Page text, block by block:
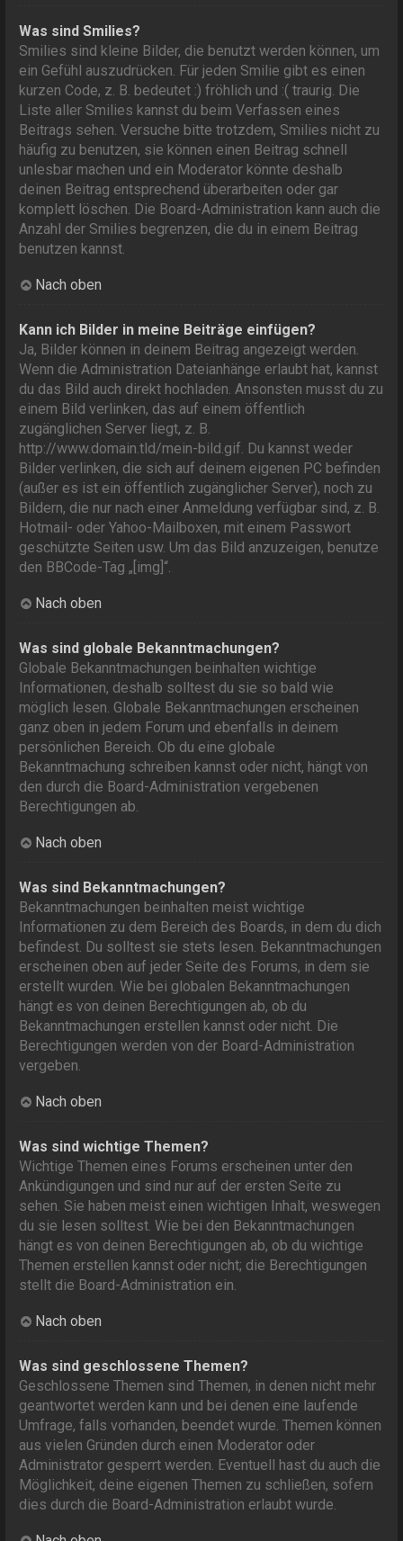
Was sind Smilies?
Smilies sind kleine Bilder, die benutzt werden können, um
ein Gefühl auszudrücken. Für jeden Smilie gibt es einen
kurzen Code, z. B. bedeutet :) fröhlich und :( traurig. Die
Liste aller Smilies kannst du beim Verfassen eines
Beitrags sehen. Versuche bitte trotzdem, Smilies nicht zu
häufig zu benutzen, sie können einen Beitrag schnell
unlesbar machen und ein Moderator könnte deshalb
deinen Beitrag entsprechend überarbeiten oder gar
komplett löschen. Die Board-Administration kann auch die
Anzahl der Smilies begrenzen, die du in einem Beitrag
benutzen kannst.
Nach oben
Kann ich Bilder in meine Beiträge einfügen?
Ja, Bilder können in deinem Beitrag angezeigt werden.
Wenn die Administration Dateianhänge erlaubt hat, kannst
du das Bild auch direkt hochladen. Ansonsten musst du zu
einem Bild verlinken, das auf einem öffentlich
zugänglichen Server liegt, z. B.
http://www.domain.tld/mein-bild.gif. Du kannst weder
Bilder verlinken, die sich auf deinem eigenen PC befinden
(außer es ist ein öffentlich zugänglicher Server), noch zu
Bildern, die nur nach einer Anmeldung verfügbar sind, z. B.
Hotmail- oder Yahoo-Mailboxen, mit einem Passwort
geschützte Seiten usw. Um das Bild anzuzeigen, benutze
den BBCode-Tag „[img]“.
Nach oben
Was sind globale Bekanntmachungen?
Globale Bekanntmachungen beinhalten wichtige
Informationen, deshalb solltest du sie so bald wie
möglich lesen. Globale Bekanntmachungen erscheinen
ganz oben in jedem Forum und ebenfalls in deinem
persönlichen Bereich. Ob du eine globale
Bekanntmachung schreiben kannst oder nicht, hängt von
den durch die Board-Administration vergebenen
Berechtigungen ab.
Nach oben
Was sind Bekanntmachungen?
Bekanntmachungen beinhalten meist wichtige
Informationen zu dem Bereich des Boards, in dem du dich
befindest. Du solltest sie stets lesen. Bekanntmachungen
erscheinen oben auf jeder Seite des Forums, in dem sie
erstellt wurden. Wie bei globalen Bekanntmachungen
hängt es von deinen Berechtigungen ab, ob du
Bekanntmachungen erstellen kannst oder nicht. Die
Berechtigungen werden von der Board-Administration
vergeben.
Nach oben
Was sind wichtige Themen?
Wichtige Themen eines Forums erscheinen unter den
Ankündigungen und sind nur auf der ersten Seite zu
sehen. Sie haben meist einen wichtigen Inhalt, weswegen
du sie lesen solltest. Wie bei den Bekanntmachungen
hängt es von deinen Berechtigungen ab, ob du wichtige
Themen erstellen kannst oder nicht; die Berechtigungen
stellt die Board-Administration ein.
Nach oben
Was sind geschlossene Themen?
Geschlossene Themen sind Themen, in denen nicht mehr
geantwortet werden kann und bei denen eine laufende
Umfrage, falls vorhanden, beendet wurde. Themen können
aus vielen Gründen durch einen Moderator oder
Administrator gesperrt werden. Eventuell hast du auch die
Möglichkeit, deine eigenen Themen zu schließen, sofern
dies durch die Board-Administration erlaubt wurde.